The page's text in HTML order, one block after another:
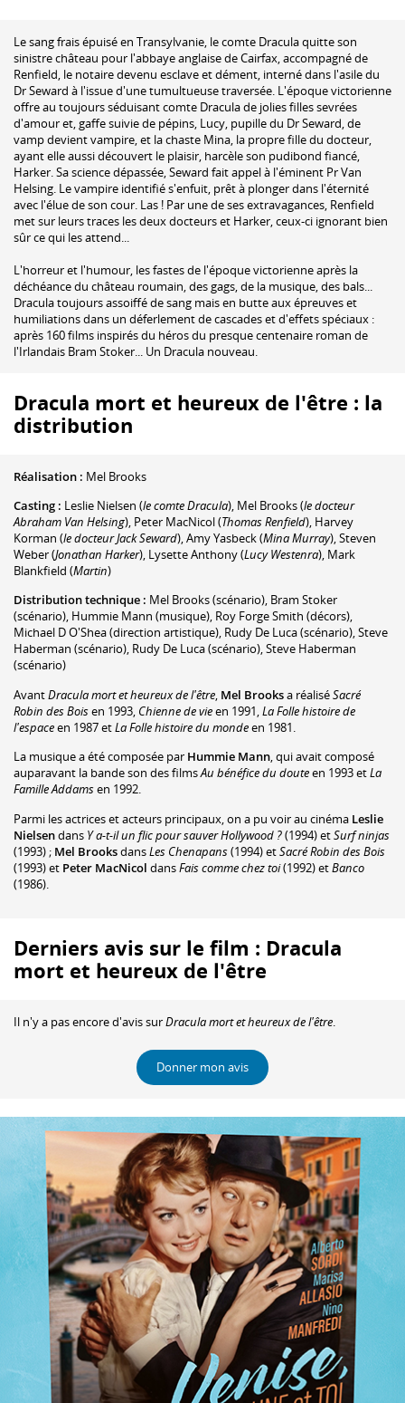
Le sang frais épuisé en Transylvanie, le comte Dracula quitte son
sinistre château pour l'abbaye anglaise de Cairfax, accompagné de
Renfield, le notaire devenu esclave et dément, interné dans l'asile du
Dr Seward à l'issue d'une tumultueuse traversée. L'époque victorienne
offre au toujours séduisant comte Dracula de jolies filles sevrées
d'amour et, gaffe suivie de pépins, Lucy, pupille du Dr Seward, de
vamp devient vampire, et la chaste Mina, la propre fille du docteur,
ayant elle aussi découvert le plaisir, harcèle son pudibond fiancé,
Harker. Sa science dépassée, Seward fait appel à l'éminent Pr Van
Helsing. Le vampire identifié s'enfuit, prêt à plonger dans l'éternité
avec l'élue de son cour. Las ! Par une de ses extravagances, Renfield
met sur leurs traces les deux docteurs et Harker, ceux-ci ignorant bien
sûr ce qui les attend...
L'horreur et l'humour, les fastes de l'époque victorienne après la
déchéance du château roumain, des gags, de la musique, des bals...
Dracula toujours assoiffé de sang mais en butte aux épreuves et
humiliations dans un déferlement de cascades et d'effets spéciaux :
après 160 films inspirés du héros du presque centenaire roman de
l'Irlandais Bram Stoker... Un Dracula nouveau.
Dracula mort et heureux de l'être : la
distribution
Réalisation : Mel Brooks
Casting : Leslie Nielsen (le comte Dracula), Mel Brooks(le docteur
Abraham Van Helsing), Peter MacNicol(Thomas Renfield), Harvey
Korman (le docteur Jack Seward),Amy Yasbeck(Mina Murray),Steven
Weber(Jonathan Harker), Lysette Anthony(Lucy Westenra), Mark
Blankfield (Martin)
Distribution technique : Mel Brooks(scénario), Bram Stoker
(scénario), Hummie Mann (musique), Roy Forge Smith (décors),
Michael D O'Shea(direction artistique), Rudy De Luca(scénario),Steve
Haberman (scénario), Rudy De Luca(scénario),Steve Haberman
(scénario)
AvantDracula mort et heureux de l'être, Mel Brooksa réaliséSacré
Robin des Boisen 1993, Chienne de vieen 1991,La Folle histoire de
l'espaceen 1987 etLa Folle histoire du mondeen 1981.
La musique a été composée par Hummie Mann, qui avait composé
auparavant la bande son des filmsAu bénéfice du douteen 1993 etLa
Famille Addamsen 1992.
Parmi les actrices et acteurs principaux, on a pu voir au cinéma Leslie
Nielsendans Y a-t-il un flic pour sauver Hollywood ?(1994) etSurf ninjas
(1993) ; Mel BrooksdansLes Chenapans(1994) etSacré Robin des Bois
(1993) et Peter MacNicol dansFais comme chez toi(1992) etBanco
(1986).
Derniers avis sur le film : Dracula
mort et heureux de l'être
Il n'y a pas encore d'avis surDracula mort et heureux de l'être.
Donner mon avis